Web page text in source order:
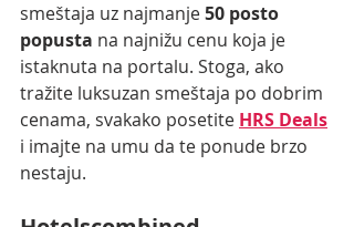
smeštaja uz najmanje 50 posto
popusta na najnižu cenu koja je
istaknuta na portalu. Stoga, ako
tražite luksuzan smeštaja po dobrim
cenama, svakako posetite HRS Deals
i imajte na umu da te ponude brzo
nestaju.